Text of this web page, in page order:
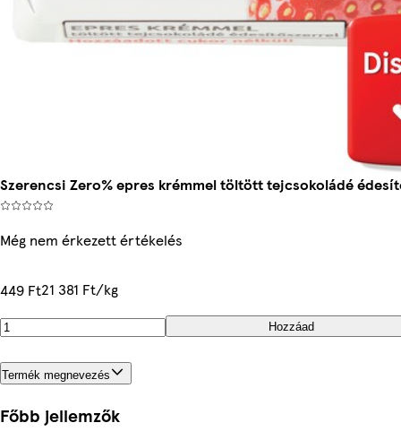
Szerencsi Zero% epres krémmel töltött tejcsokoládé
Még nem érkezett értékelés
449 Ft21 381 Ft/kg
Hozzáad
Termék megnevezés
Főbb jellemzők